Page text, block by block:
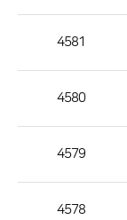
공
4581
4580
4579
4578